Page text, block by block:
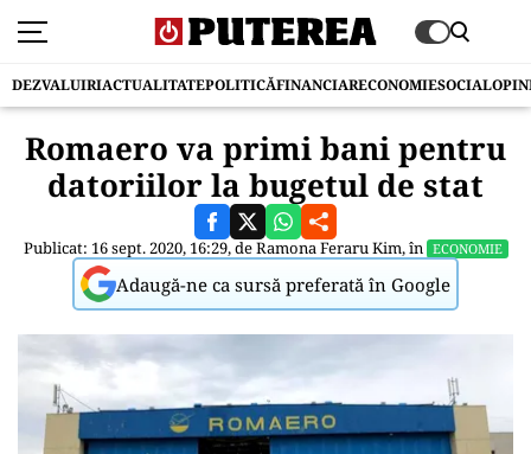
DEZVALUIRIACTUALITATEPOLITICĂFINANCIARECONOMIESOCIAL
Romaero va primi bani pentru
datoriilor la bugetul de stat
Publicat: 16 sept. 2020, 16:29, deRamona Feraru Kim, în ECONOMIE
Adaugă-ne ca sursă preferată în Google